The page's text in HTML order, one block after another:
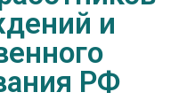
и
РФ